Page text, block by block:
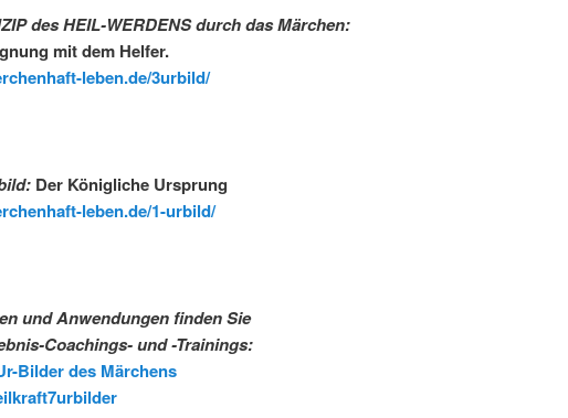
des HEIL-WERDENSdurch das Märchen:
mit dem Helfer.
leben.de/3urbild/
Der Königliche Ursprung
leben.de/1-urbild/
und Anwendungen finden Sie
Coachings- und -Trainings:
Bilder des Märchens